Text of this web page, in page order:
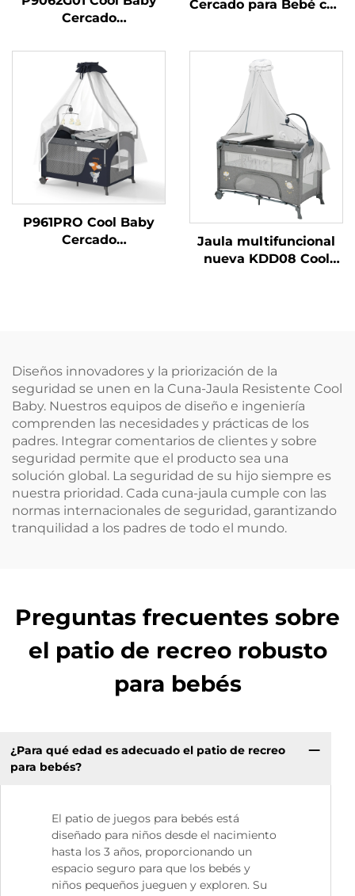
Cercado
Cercado para Bebé
Portátil con Puerta de
Entrada Grande
Cercado para Bebé con
para Recién Nacidos y
Niños Pequeños
P961PRO Cool Baby
Cercado
Jaula multifuncional
nueva KDD08 Cool
Diseños innovadores y la priorización de la
seguridad se unen en la Cuna-Jaula Resistente Cool
Baby. Nuestros equipos de diseño e ingeniería
comprenden las necesidades y prácticas de los
padres. Integrar comentarios de clientes y sobre
seguridad permite que el producto sea una
solución global. La seguridad de su hijo siempre es
nuestra prioridad. Cada cuna-jaula cumple con las
normas internacionales de seguridad, garantizando
tranquilidad a los padres de todo el mundo.
Preguntas frecuentes sobre
el patio de recreo robusto
para bebés
¿Para qué edad es adecuado el patio de recreo
para bebés?
El patio de juegos para bebés está
diseñado para niños desde el nacimiento
hasta los 3 años, proporcionando un
espacio seguro para que los bebés y
niños pequeños jueguen y exploren. Su